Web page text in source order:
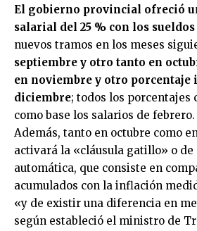
El gobierno provincial ofreció
salarial del 25 % con los
nuevos tramos en los meses
septiembre y otro tanto en
en noviembre y otro porcentaje
diciembre; todos los porcentajes
como base los salarios de febrero.
Además, tanto en octubre como
activará la «cláusula gatillo» o
automática, que consiste en
acumulados con la inflación
«y de existir una diferencia en
según estableció el ministro de